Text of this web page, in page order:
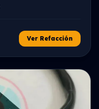
Ver Refacción